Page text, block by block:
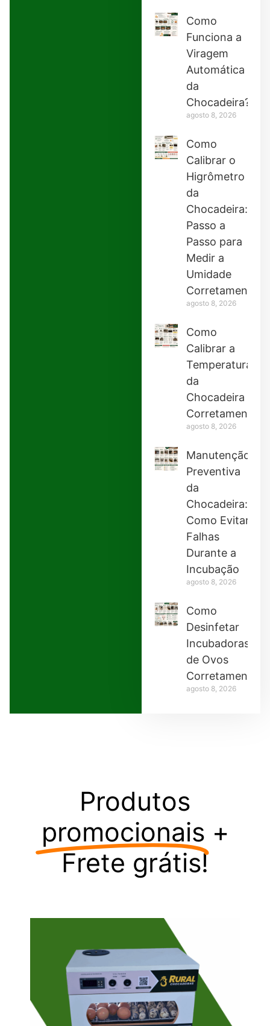
Como
Funciona a
Viragem
Automática
da
Chocadeira?
agosto 8, 2026
Como
Calibrar o
Higrômetro
da
Chocadeira:
Passo a
Passo para
Medir a
Umidade
Corretamente
agosto 8, 2026
Como
Calibrar a
Temperatura
da
Chocadeira
Corretamente
agosto 8, 2026
Manutenção
Preventiva
da
Chocadeira:
Como Evitar
Falhas
Durante a
Incubação
agosto 8, 2026
Como
Desinfetar
Incubadoras
de Ovos
Corretamente
agosto 8, 2026
Produtos
promocionais +
Frete grátis!